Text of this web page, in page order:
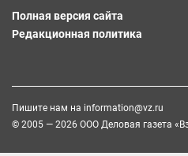
Полная версия сайта
Редакционная политика
Пишите нам на information@vz.ru
© 2005 — 2026 ООО Деловая газета